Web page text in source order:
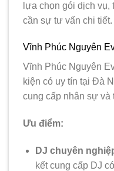
lựa chọn gói dịch
cần sự tư vấn chi tiết.
Vĩnh Phúc Nguyên
Vĩnh Phúc Nguyên
kiện có uy tín tại Đà
cung cấp nhân sự và
Ưu điểm:
DJ chuyên
kết cung cấp DJ